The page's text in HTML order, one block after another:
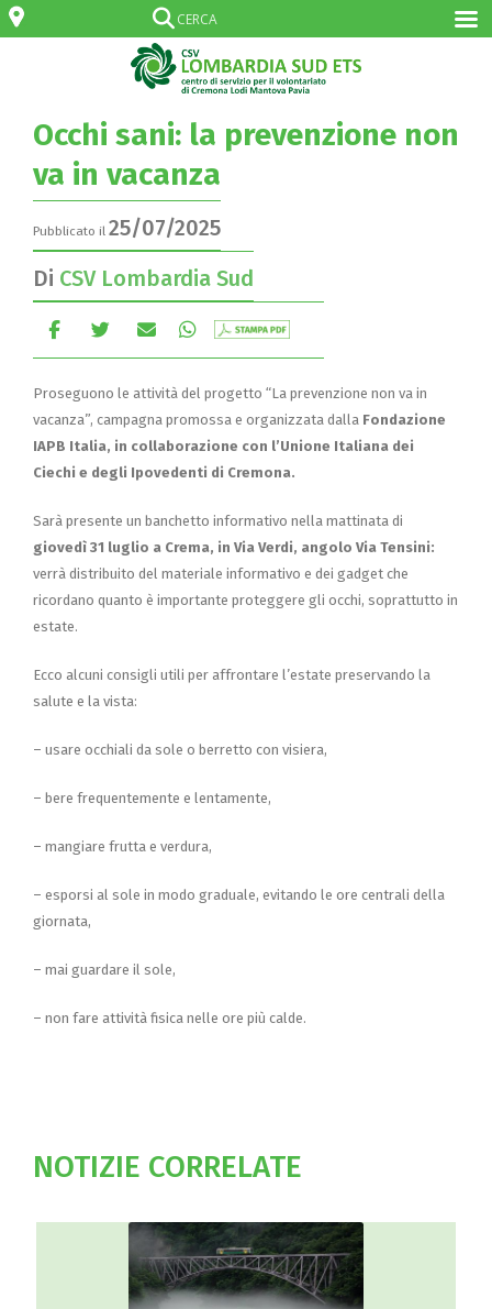
Occhi sani: la prevenzione non
va in vacanza
Pubblicato il 25/07/2025
Di CSV Lombardia Sud
Proseguono le attività del progetto “La prevenzione non va in
vacanza”, campagna promossa e organizzata dalla Fondazione
IAPB Italia, in collaborazione con l’Unione Italiana dei
Ciechi e degli Ipovedenti di Cremona.
Sarà presente un banchetto informativo nella mattinata di
giovedì 31 luglio a Crema, in Via Verdi, angolo Via Tensini:
verrà distribuito del materiale informativo e dei gadget che
ricordano quanto è importante proteggere gli occhi, soprattutto in
estate.
Ecco alcuni consigli utili per affrontare l’estate preservando la
salute e la vista:
– usare occhiali da sole o berretto con visiera,
– bere frequentemente e lentamente,
– mangiare frutta e verdura,
– esporsi al sole in modo graduale, evitando le ore centrali della
giornata,
– mai guardare il sole,
– non fare attività fisica nelle ore più calde.
NOTIZIE CORRELATE